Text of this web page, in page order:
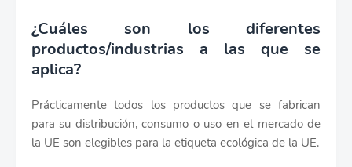
¿Cuáles son los diferentes
productos/industrias a las que se
aplica?
Prácticamente todos los productos que se fabrican
para su distribución, consumo o uso en el mercado de
la UE son elegibles para la etiqueta ecológica de la UE.